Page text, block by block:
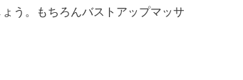
う。もちろんバストアップマッサ